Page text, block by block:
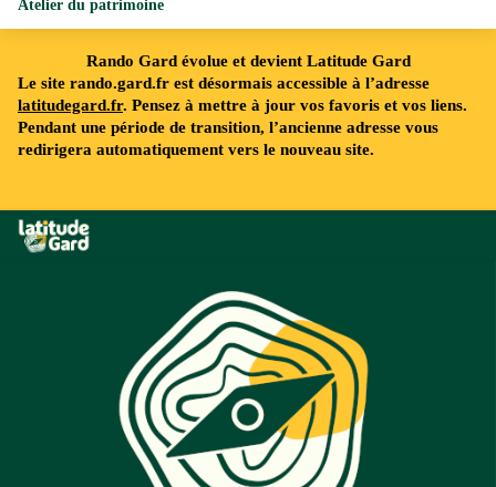
Rando Gard évolue et devient Latitude Gard
Le site rando.gard.fr est désormais accessible à l’adresse
latitudegard.fr. Pensez à mettre à jour vos favoris et vos liens.
Pendant une période de transition, l’ancienne adresse vous
redirigera automatiquement vers le nouveau site.
Rando Gard
Atelier du patrimoine